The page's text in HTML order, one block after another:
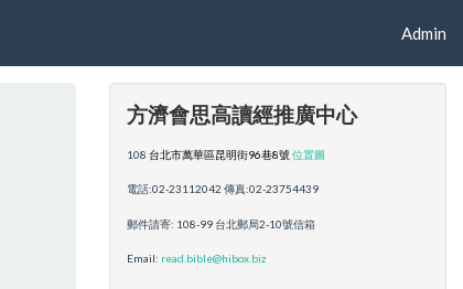
Admin
方濟會思高讀經推廣中心
108 台北市萬華區昆明街96巷8號位置圖
電話:02-23112042 傳真:02-23754439
郵件請寄: 108-99 台北郵局2-10號信箱
Email: read.bible@hibox.biz